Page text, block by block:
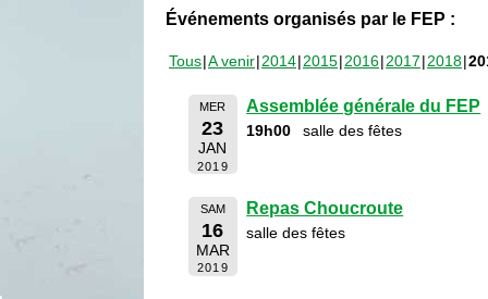
Événements organisés par le FEP :
Tous A venir 2014 2015 2016 2017 2018
MER
23
JAN
2019
Assemblée générale du FEP
19h00 salle des fêtes
SAM
16
MAR
2019
Repas Choucroute
salle des fêtes